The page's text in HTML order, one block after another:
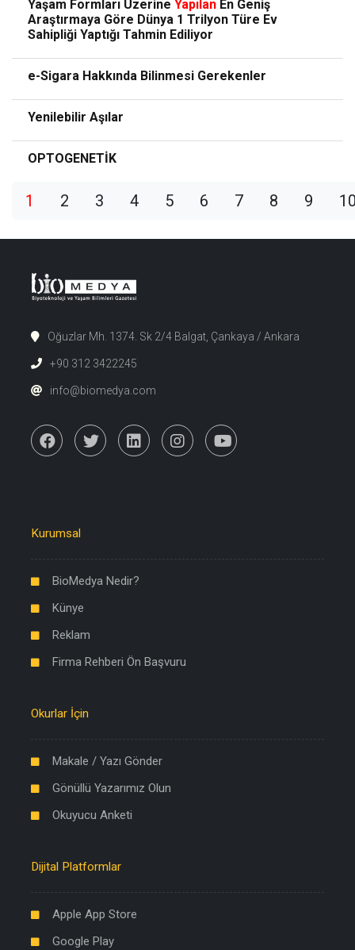
Yaşam Formları Üzerine Yapılan En Geniş
Araştırmaya Göre Dünya 1 Trilyon Türe Ev
Sahipliği Yaptığı Tahmin Ediliyor
e-Sigara Hakkında Bilinmesi Gerekenler
Yenilebilir Aşılar
OPTOGENETİK
1 2 3 4 5 6 7 8 9
Oğuzlar Mh. 1374. Sk 2/4 Balgat, Çankaya / Ankara
+90 312 3422245
info@biomedya.com
Kurumsal
BioMedya Nedir?
Künye
Reklam
Firma Rehberi Ön Başvuru
Okurlar İçin
Makale / Yazı Gönder
Gönüllü Yazarımız Olun
Okuyucu Anketi
Dijital Platformlar
Apple App Store
Google Play